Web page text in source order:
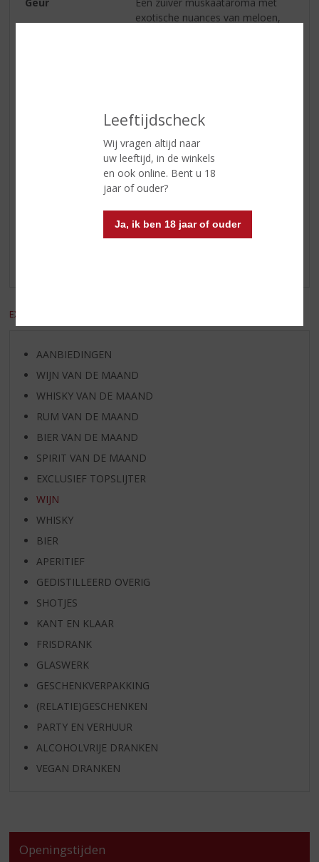
Leeftijdscheck
Wij vragen altijd naar
uw leeftijd, in de winkels
en ook online. Bent u 18
jaar of ouder?
Ja, ik ben 18 jaar of ouder
exotische nuances van meloen,
Zoete hapjes, lichtzoete desserts,
diverse nagerechten met fruit.
10 - 12 °C
Reviews
Schrijf een review
EXCL. BTW
AANBIEDINGEN
WIJN VAN DE MAAND
WHISKY VAN DE MAAND
RUM VAN DE MAAND
BIER VAN DE MAAND
SPIRIT VAN DE MAAND
EXCLUSIEF TOPSLIJTER
WIJN
WHISKY
BIER
APERITIEF
GEDISTILLEERD OVERIG
SHOTJES
KANT EN KLAAR
FRISDRANK
GLASWERK
GESCHENKVERPAKKING
(RELATIE)GESCHENKEN
PARTY EN VERHUUR
ALCOHOLVRIJE DRANKEN
VEGAN DRANKEN
Openingstijden